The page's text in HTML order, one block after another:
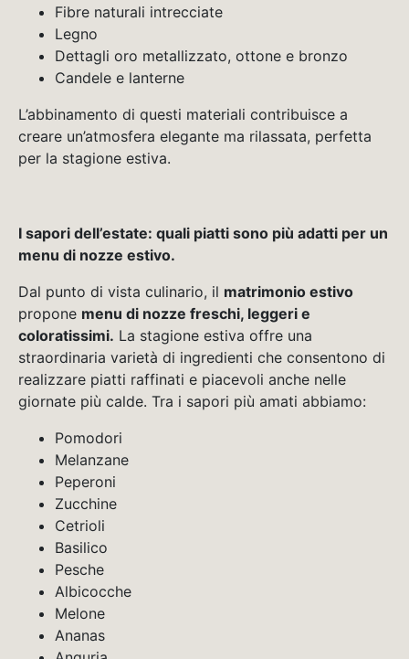
Fibre naturali intrecciate
Legno
Dettagli oro metallizzato, ottone e bronzo
Candele e lanterne
L’abbinamento di questi materiali contribuisce a
creare un’atmosfera elegante ma rilassata, perfetta
per la stagione estiva.
I sapori dell’estate: quali piatti sono più adatti per un
menu di nozze estivo.
Dal punto di vista culinario, il matrimonio estivo
propone menu di nozze freschi, leggeri e
coloratissimi. La stagione estiva offre una
straordinaria varietà di ingredienti che consentono di
realizzare piatti raffinati e piacevoli anche nelle
giornate più calde. Tra i sapori più amati abbiamo:
Pomodori
Melanzane
Peperoni
Zucchine
Cetrioli
Basilico
Pesche
Albicocche
Melone
Ananas